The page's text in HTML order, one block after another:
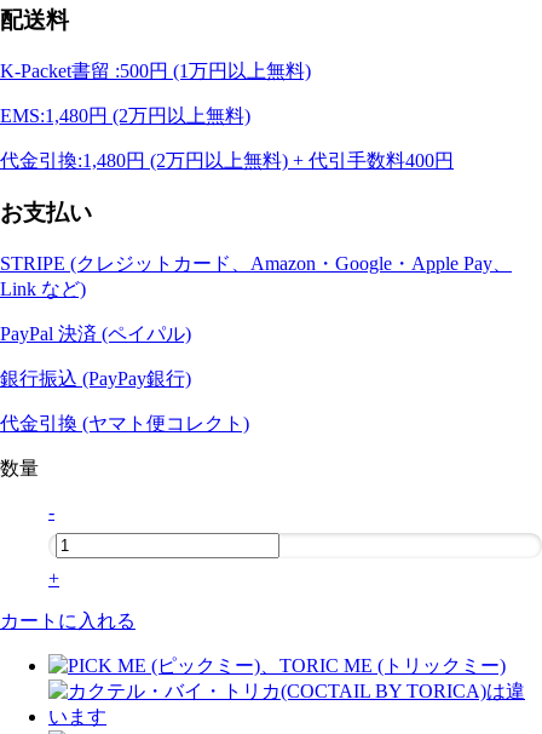
配送料
K-Packet書留 :500円 (1万円以上無料)
EMS:1,480円 (2万円以上無料)
代金引換:1,480円 (2万円以上無料) + 代引手数料400円
お支払い
STRIPE (クレジットカード、Amazon・Google・Apple Pay、
Link など)
PayPal 決済 (ペイパル)
銀行振込 (PayPay銀行)
代金引換 (ヤマト便コレクト)
数量
-
+
カートに入れる